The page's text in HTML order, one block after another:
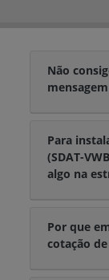
Não
Para
(SDAT-
algo na
Por que
cotação